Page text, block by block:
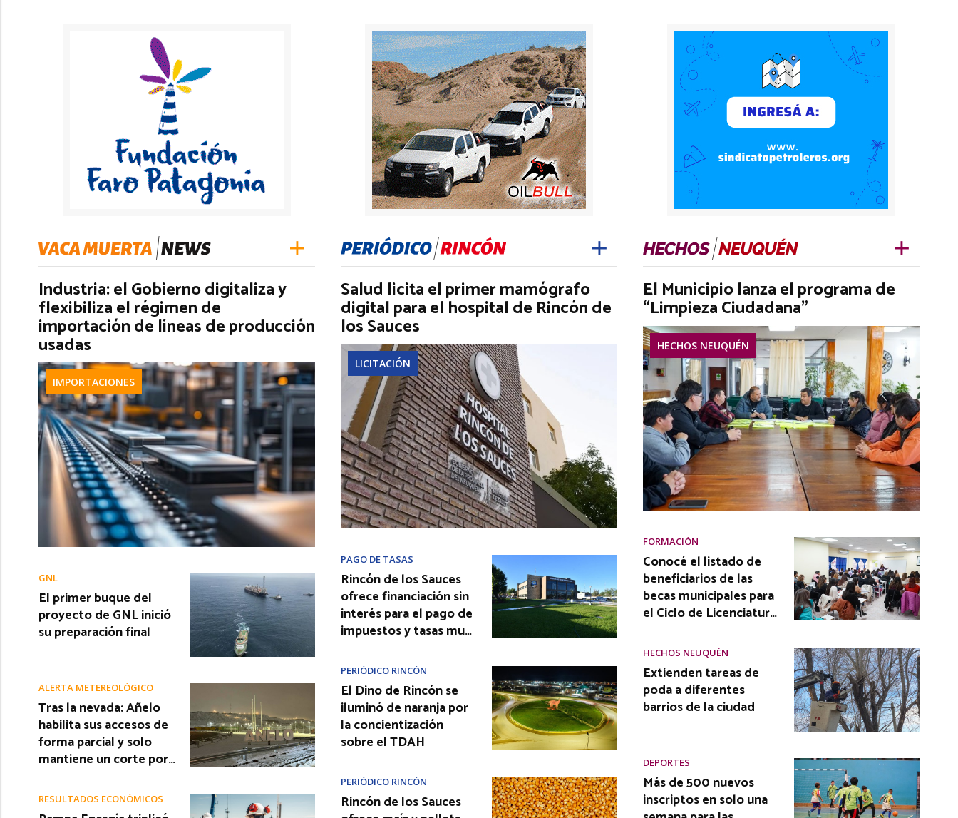
Industria: el Gobierno digitaliza y
flexibiliza el régimen de
importación de líneas de producción
usadas
IMPORTACIONES
GNL
El primer buque del
proyecto de GNL inició
su preparación final
ALERTA METEREOLÓGICO
Tras la nevada: Añelo
habilita sus accesos de
forma parcial y solo
mantiene un corte por…
RESULTADOS ECONÓMICOS
Salud licita el primer mamógrafo
digital para el hospital de Rincón de
los Sauces
LICITACIÓN
PAGO DE TASAS
Rincón de los Sauces
ofrece financiación sin
interés para el pago de
impuestos y tasas mu…
PERIÓDICO RINCÓN
El Dino de Rincón se
iluminó de naranja por
la concientización
sobre el TDAH
PERIÓDICO RINCÓN
Rincón de los Sauces
El Municipio lanza el programa de
“Limpieza Ciudadana”
HECHOS NEUQUÉN
FORMACIÓN
Conocé el listado de
beneficiarios de las
becas municipales para
el Ciclo de Licenciatur…
HECHOS NEUQUÉN
Extienden tareas de
poda a diferentes
barrios de la ciudad
DEPORTES
Más de 500 nuevos
inscriptos en solo una